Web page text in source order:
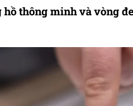
thông minh và vòng